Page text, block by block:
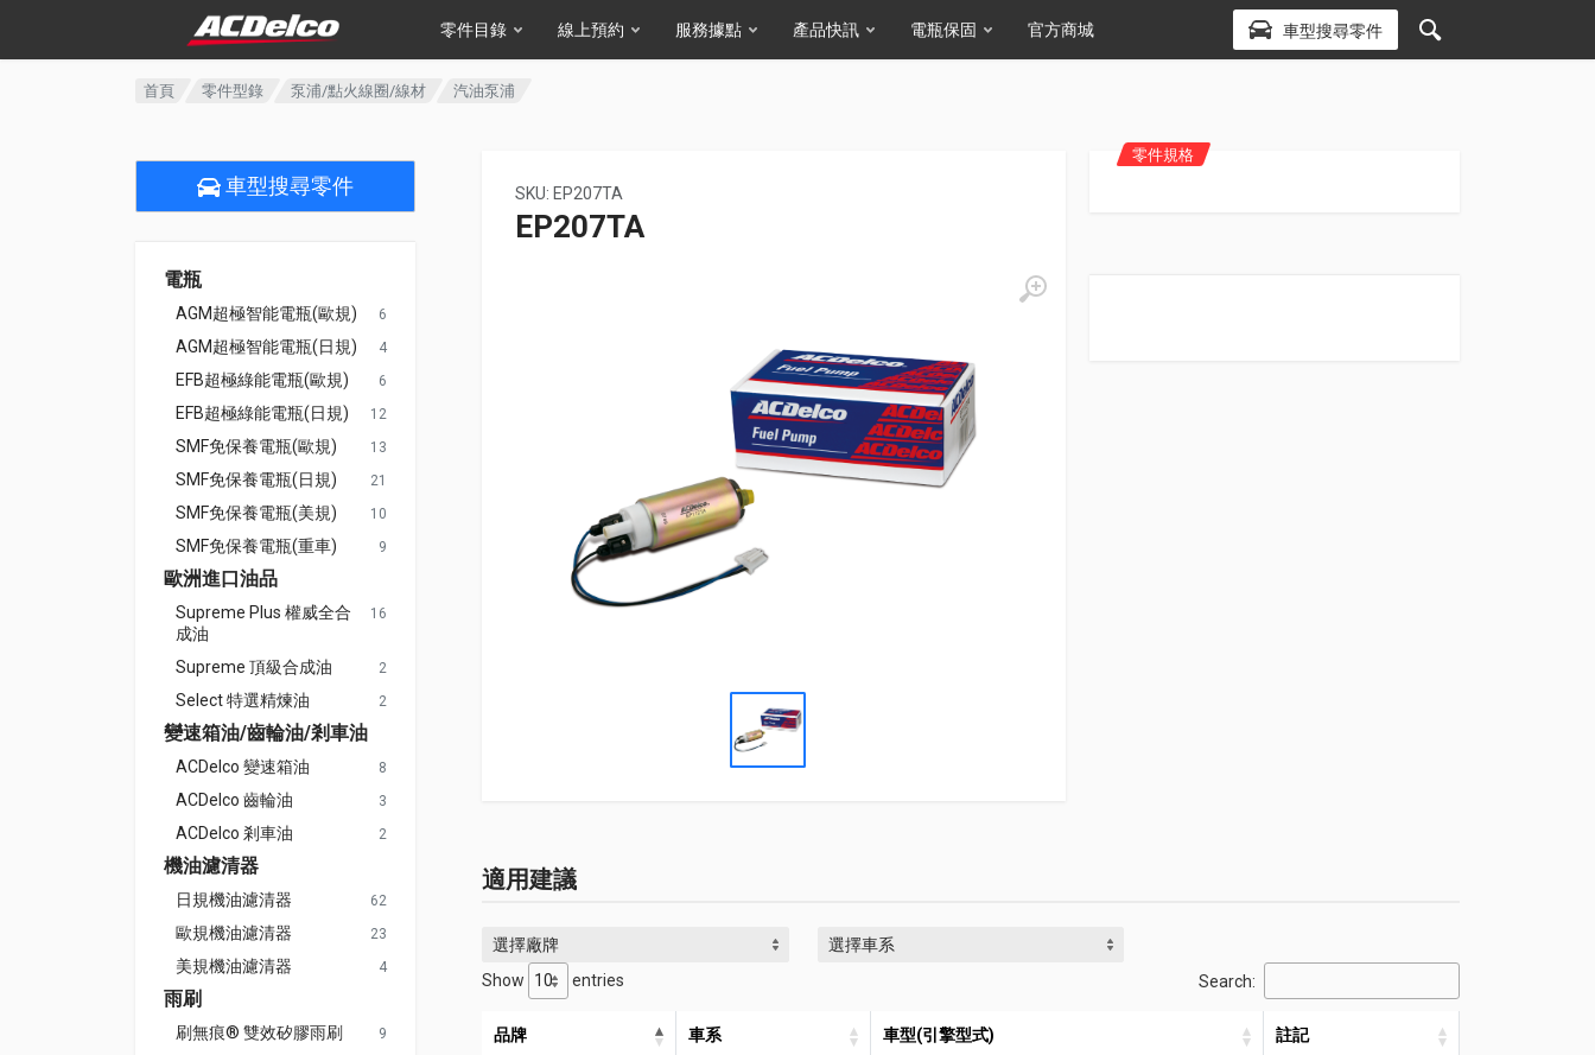
零件目錄 線上預約 服務據點 產品快訊 電瓶保固 官方商城 車型搜尋零件
首頁 零件型錄 泵浦/點火線圈/線材 汽油泵浦
車型搜尋零件
電瓶
AGM超極智能電瓶(歐規) 6
AGM超極智能電瓶(日規) 4
EFB超極綠能電瓶(歐規) 6
EFB超極綠能電瓶(日規) 12
SMF免保養電瓶(歐規) 13
SMF免保養電瓶(日規) 21
SMF免保養電瓶(美規) 10
SMF免保養電瓶(重車) 9
歐洲進口油品
Supreme Plus 權威全合
成油
16
Supreme 頂級合成油 2
Select 特選精煉油 2
變速箱油/齒輪油/剎車油
ACDelco 變速箱油 8
ACDelco 齒輪油 3
ACDelco 剎車油 2
機油濾清器
日規機油濾清器 62
歐規機油濾清器 23
美規機油濾清器 4
雨刷
刷無痕® 雙效矽膠雨刷 9
SKU: EP207TA
EP207TA
零件規格
適用建議
選擇廠牌
選擇車系
Show
entries Search:
品牌 車系 車型(引擎型式) 註記